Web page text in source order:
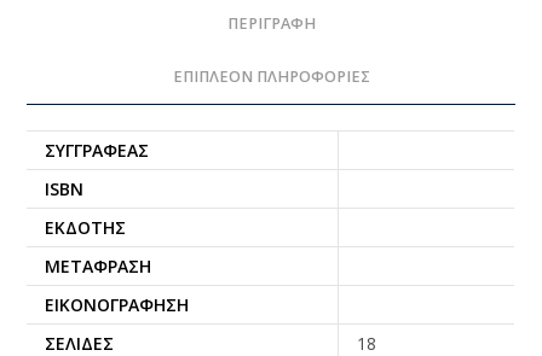
ΠΕΡΙΓΡΑΦΉ
ΕΠΙΠΛΈΟΝ ΠΛΗΡΟΦΟΡΊΕΣ
ΣΥΓΓΡΑΦΈΑΣ
ISBN
ΕΚΔΌΤΗΣ
ΜΕΤΆΦΡΑΣΗ
ΕΙΚΟΝΟΓΡΆΦΗΣΗ
ΣΕΛΊΔΕΣ
18